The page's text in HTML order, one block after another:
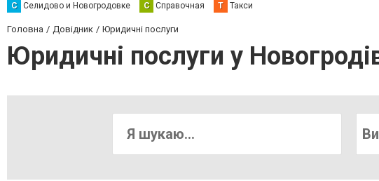
С Селидово и Новогродовке С Справочная Т Такси
Головна Довідник Юридичні послуги
Юридичні послуги у